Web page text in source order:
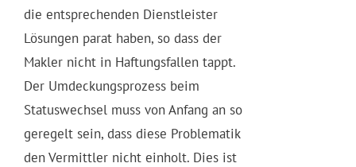
die entsprechenden Dienstleister
Lösungen parat haben, so dass der
Makler nicht in Haftungsfallen tappt.
Der Umdeckungsprozess beim
Statuswechsel muss von Anfang an so
geregelt sein, dass diese Problematik
den Vermittler nicht einholt. Dies ist